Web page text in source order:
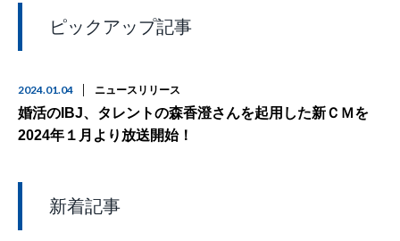
ピックアップ記事
2024.01.04 ニュースリリース
婚活のIBJ、タレントの森香澄さんを起用した新ＣＭを
2024年１月より放送開始！
新着記事